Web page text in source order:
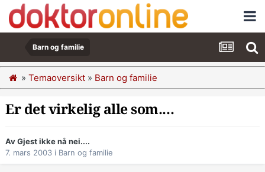
Barn og familie
» Temaoversikt » Barn og familie
Er det virkelig alle som....
Av Gjest ikke nå nei....
7. mars 2003 i Barn og familie